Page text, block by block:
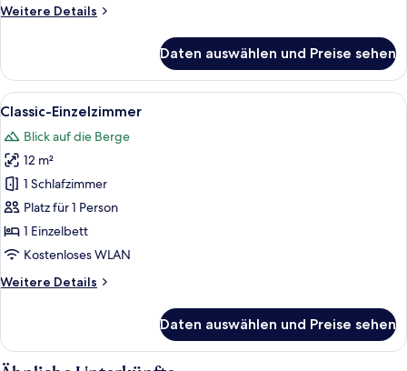
Weitere Details
Weitere
Daten auswählen und Preise sehen
Alle
Fotos
für
Classic-
Einzelzimmer
anzeigen
Ein Einzelbett mit Holz-Kopfteil, ein
5
Classic-Einzelzimmer
Blick auf die Berge
12 m²
1 Schlafzimmer
Platz für 1 Person
1 Einzelbett
Kostenloses WLAN
Weitere Details
Weitere
Einzelzimmer
Daten auswählen und Preise sehen